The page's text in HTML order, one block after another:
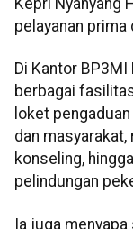
Kepri Nyanyang
pelayanan prima
Di Kantor
berbagai
loket
dan masyarakat,
konseling,
pelindungan
Ia juga